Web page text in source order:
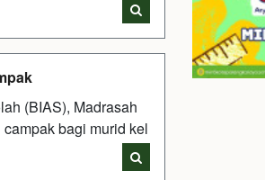
(BIAS), Madrasah
bagi murid kel